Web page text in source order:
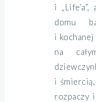
i
domu
i
na
i
rozpaczy